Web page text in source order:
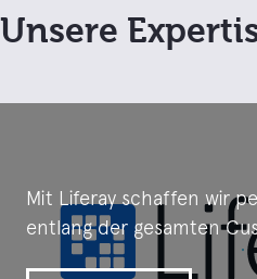
Unsere
Mit Liferay schaffen wir
entlang der gesamten